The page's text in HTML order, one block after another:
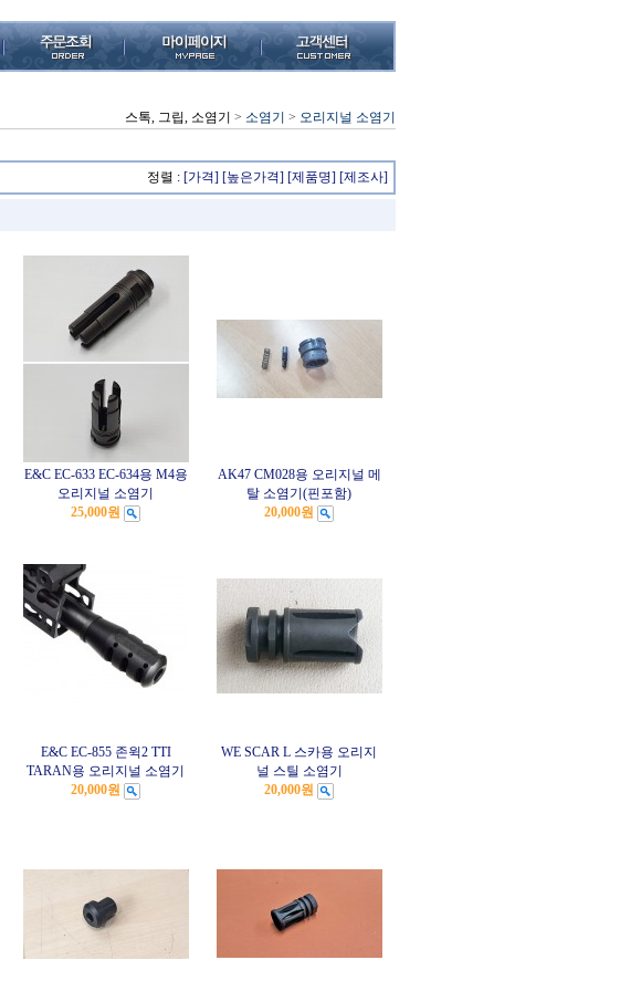
스톡, 그립, 소염기 > 소염기 > 오리지널 소염기
정렬 : [가격] [높은가격] [제품명] [제조사]
E&C EC-633 EC-634용 M4용
오리지널 소염기
25,000원
AK47 CM028용 오리지널 메
탈 소염기(핀포함)
20,000원
E&C EC-855 존윅2 TTI
TARAN용 오리지널 소염기
20,000원
WE SCAR L 스카용 오리지
널 스틸 소염기
20,000원